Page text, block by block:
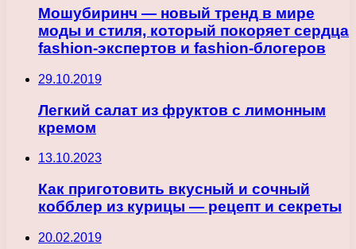
Мошубиринч — новый тренд в мире
моды и стиля, который покоряет сердца
fashion-экспертов и fashion-блогеров
29.10.2019
Легкий салат из фруктов с лимонным
кремом
13.10.2023
Как приготовить вкусный и сочный
кобблер из курицы — рецепт и секреты
20.02.2019